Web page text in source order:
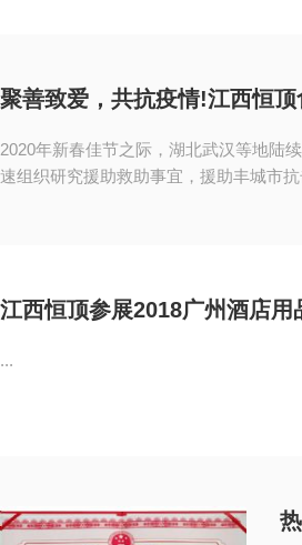
聚善致爱，共抗疫情!江西恒
2020年新春佳节之际，湖北武汉等地陆
速组织研究援助救助事宜，援助丰城市
江西恒顶参展2018广州酒店用
...